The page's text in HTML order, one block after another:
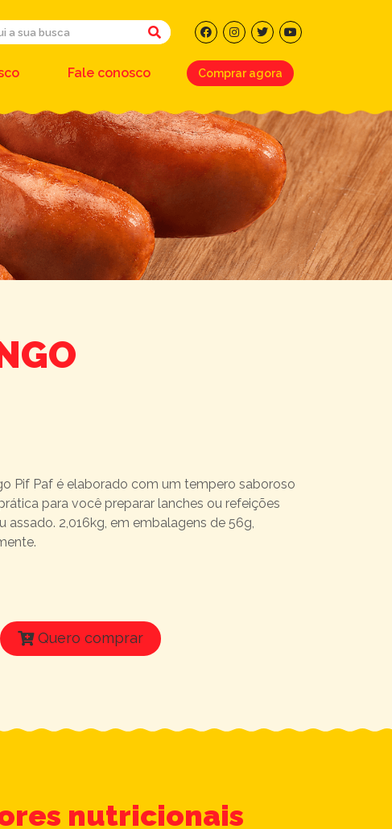
Fale conosco Comprar agora
Pif Paf é elaborado com um tempero saboroso
para você preparar lanches ou refeições
assado. 2,016kg, em embalagens de 56g,
Quero comprar
nutricionais